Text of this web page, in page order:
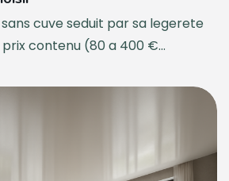
cuve seduit par sa legerete
contenu (80 a 400 €...